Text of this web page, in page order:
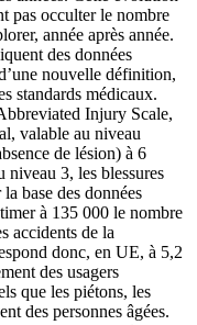
pas occulter le nombre
année après année.
des données
nouvelle définition,
standards médicaux.
Injury Scale,
valable au niveau
de lésion) à 6
3, les blessures
base des données
à 135 000 le nombre
accidents de la
donc, en UE, à 5,2
des usagers
que les piétons, les
des personnes âgées.